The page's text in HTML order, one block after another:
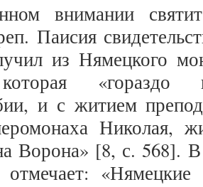
внимании
Паисия
из Нямецкого
«гораздо
и с житием
Николая,
Ворона» [8, с. 568].
отмечает: